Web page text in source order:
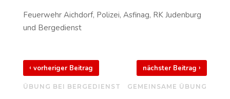
Feuerwehr Aichdorf, Polizei, Asfinag, RK Judenburg
und Bergedienst
‹ vorheriger Beitrag
ÜBUNG BEI BERGEDIENST
nächster Beitrag›
GEMEINSAME ÜBUNG